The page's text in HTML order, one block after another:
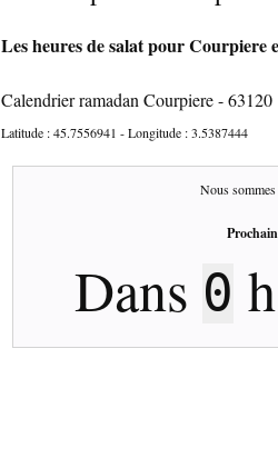
Les heures de salat pour Courpiere
Calendrier ramadan Courpiere - 63120
Latitude :45.7556941 - Longitude :3.5387444
Nous
Dans 0 h